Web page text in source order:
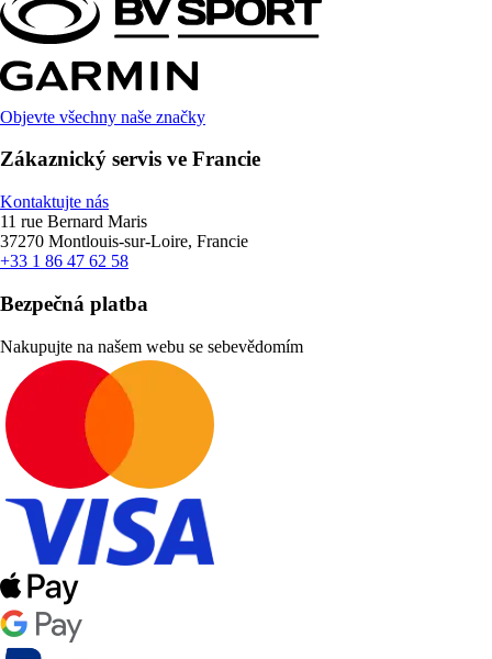
Objevte všechny naše značky
Zákaznický servis ve Francie
Kontaktujte nás
11 rue Bernard Maris
37270 Montlouis-sur-Loire, Francie
+33 1 86 47 62 58
Bezpečná platba
Nakupujte na našem webu se sebevědomím